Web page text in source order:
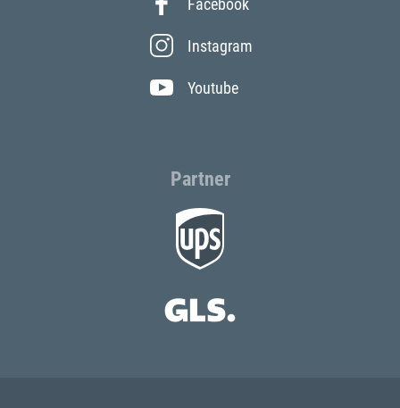
Instagram
Youtube
Partner